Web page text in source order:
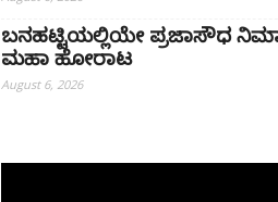
ಬನಹಟ್ಟಿಯಲ್ಲಿಯೇ ಪ್ರಜಾಸೌಧ
ಮಹಾ ಹೋರಾಟ
August 6, 2026